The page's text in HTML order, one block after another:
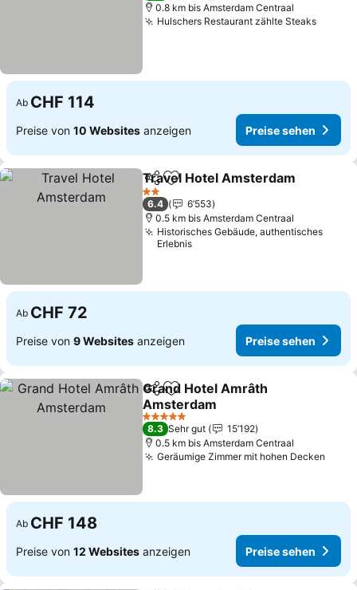
0.8 km bis Amsterdam Centraal
Hulschers Restaurant zählte SteaksPreise
Ab CHF 114
Preise von 10 Websites anzeigen Preise sehen
TeilenZu Favoriten hinzufügen
Travel Hotel Amsterdam
2 Sterne
6.4
6’553
0.5 km bis Amsterdam Centraal
Historisches Gebäude, authentisches
Erlebnis
Ab CHF 72
Preise von 9 Websites anzeigen Preise sehen
TeilenZu Favoriten hinzufügen
Grand Hotel Amrâth
Amsterdam
Preise sehen
5 Sterne
8.3 Sehr gut
15’192
0.5 km bis Amsterdam Centraal
Geräumige Zimmer mit hohen Decken
Ab CHF 148
Preise von 12 Websites anzeigen Preise sehen